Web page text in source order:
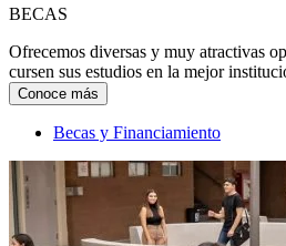
BECAS
Ofrecemos diversas y muy atractivas
cursen sus estudios en la mejor
Conoce más
Becas y Financiamiento